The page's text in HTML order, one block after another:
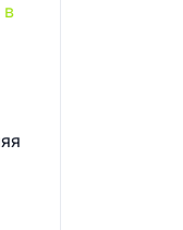
в